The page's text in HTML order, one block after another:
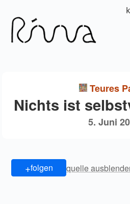
Teures
Nichts ist
5. Juni
+folgen quelle